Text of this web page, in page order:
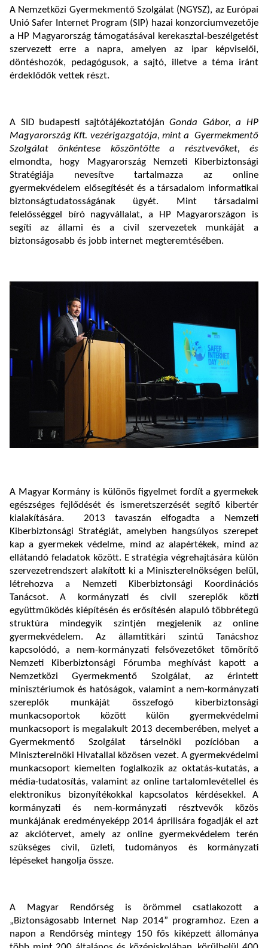
A Nemzetközi Gyermekmentő Szolgálat (NGYSZ), az Európai
Unió Safer Internet Program (SIP) hazai konzorciumvezetője
a HP Magyarország támogatásával kerekasztal-beszélgetést
szervezett erre a napra, amelyen az ipar képviselői,
döntéshozók, pedagógusok, a sajtó, illetve a téma iránt
érdeklődők vettek részt.
A SID budapesti sajtótájékoztatójánGonda Gábor, a HP
Magyarország Kft. vezérigazgatója, mint a Gyermekmentő
Szolgálat önkéntese köszöntötte a résztvevőket, és
elmondta, hogy Magyarország Nemzeti Kiberbiztonsági
Stratégiája nevesítve tartalmazza az online
gyermekvédelem elősegítését és a társadalom informatikai
biztonságtudatosságának ügyét. Mint társadalmi
felelősséggel bíró nagyvállalat, a HP Magyarországon is
segíti az állami és a civil szervezetek munkáját a
biztonságosabb és jobb internet megteremtésében.
A Magyar Kormány is különös figyelmet fordít a gyermekek
egészséges fejlődését és ismeretszerzését segítő kibertér
kialakítására. 2013 tavaszán elfogadta a Nemzeti
Kiberbiztonsági Stratégiát, amelyben hangsúlyos szerepet
kap a gyermekek védelme, mind az alapértékek, mind az
ellátandó feladatok között. E stratégia végrehajtására külön
szervezetrendszert alakított ki a Miniszterelnökségen belül,
létrehozva a Nemzeti Kiberbiztonsági Koordinációs
Tanácsot. A kormányzati és civil szereplők közti
együttműködés kiépítésén és erősítésén alapuló többrétegű
struktúra mindegyik szintjén megjelenik az online
gyermekvédelem. Az államtitkári szintű Tanácshoz
kapcsolódó, a nem-kormányzati felsővezetőket tömörítő
Nemzeti Kiberbiztonsági Fórumba meghívást kapott a
Nemzetközi Gyermekmentő Szolgálat, az érintett
minisztériumok és hatóságok, valamint a nem-kormányzati
szereplők munkáját összefogó kiberbiztonsági
munkacsoportok között külön gyermekvédelmi
munkacsoport is megalakult 2013 decemberében, melyet a
Gyermekmentő Szolgálat társelnöki pozícióban a
Miniszterelnöki Hivatallal közösen vezet. A gyermekvédelmi
munkacsoport kiemelten foglalkozik az oktatás-kutatás, a
média-tudatosítás, valamint az online tartalomlevétellel és
elektronikus bizonyítékokkal kapcsolatos kérdésekkel. A
kormányzati és nem-kormányzati résztvevők közös
munkájának eredményeképp 2014 áprilisára fogadják el azt
az akciótervet, amely az online gyermekvédelem terén
szükséges civil, üzleti, tudományos és kormányzati
lépéseket hangolja össze.
A Magyar Rendőrség is örömmel csatlakozott a
„Biztonságosabb Internet Nap 2014” programhoz. Ezen a
napon a Rendőrség mintegy 150 fős kiképzett állománya